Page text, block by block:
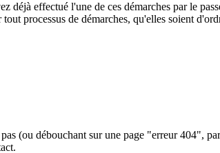
déjà effectué l'une de ces démarches par le
processus de démarches, qu'elles soient
(ou débouchant sur une page "erreur 404",